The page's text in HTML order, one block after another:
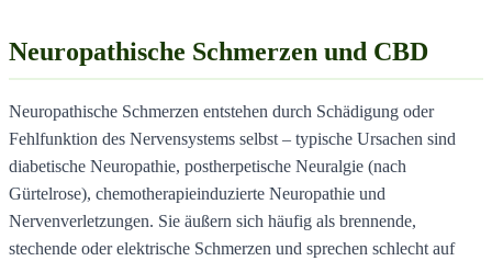
Neuropathische Schmerzen und CBD
Neuropathische Schmerzen entstehen durch Schädigung oder
Fehlfunktion des Nervensystems selbst – typische Ursachen sind
diabetische Neuropathie, postherpetische Neuralgie (nach
Gürtelrose), chemotherapieinduzierte Neuropathie und
Nervenverletzungen. Sie äußern sich häufig als brennende,
stechende oder elektrische Schmerzen und sprechen schlecht auf